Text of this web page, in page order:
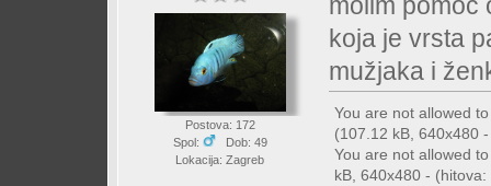
Postova: 172
Spol:
Dob: 49
Lokacija: Zagreb
koja je vrsta
mužjaka i
You are not allowed
(107.12 kB, 640x480
You are not allowed
kB, 640x480 - (hitova: